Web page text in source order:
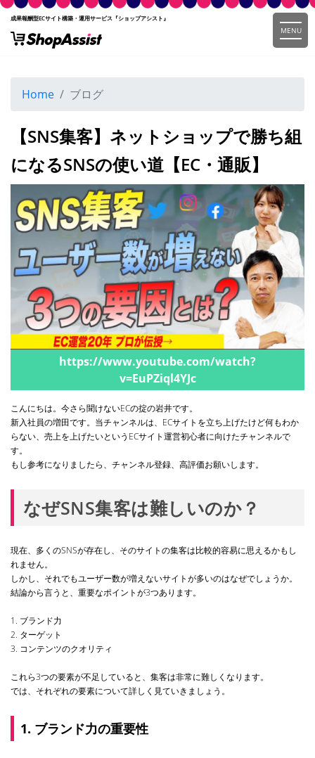
成果報酬型ECサイト構築・運用サービス『ショップアシスト』
MENU
Home ブログ
【SNS集客】ネットショップで勝ち組
になるSNSの使い道【EC・通販】
https://www.youtube.com/watch?
v=EuPZiql4YJc
こんにちは。今さら聞けないECの掟の岩井です。
新入社員の増田です。当チャンネルは、ECサイトを立ち上げたけど何もわか
らない、売上を上げたいというECサイト運営初心者に向けたチャンネルで
す。
もし参考になりましたら、チャンネル登録、高評価お願いします。
なぜSNS集客は難しいのか？
現在、多くのSNSが存在し、そのサイトの集客は比較的容易に思えるかもし
れません。
しかし、それでもユーザー数が増えないサイトが多いのはなぜでしょうか。
結論から言うと、重要なポイントが3つあります。
1. ブランド力
2. ターゲット
3. コンテンツのクオリティ
これら3つの要素が不足していると、集客は非常に難しくなります。
では、それぞれの要素について詳しく見ていきましょう。
1. ブランド力の重要性